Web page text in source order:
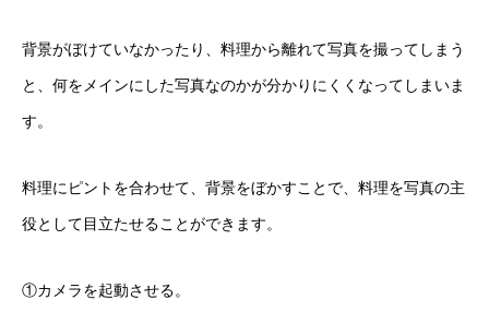
背景がぼけていなかったり、料理から離れて写真を撮ってしまう
と、何をメインにした写真なのかが分かりにくくなってしまいま
す。
料理にピントを合わせて、背景をぼかすことで、料理を写真の主
役として目立たせることができます。
①カメラを起動させる。